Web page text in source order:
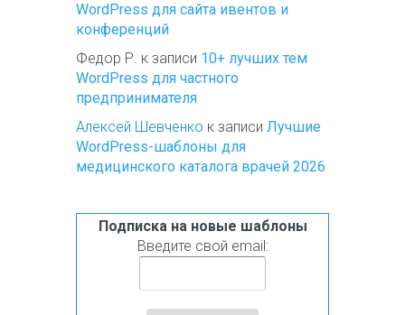
WordPress для сайта ивентов и
конференций
Федор Р. к записи 10+ лучших тем
WordPress для частного
предпринимателя
Алексей Шевченко к записи Лучшие
WordPress-шаблоны для
медицинского каталога врачей 2026
Подписка на новые шаблоны
Введите свой email: